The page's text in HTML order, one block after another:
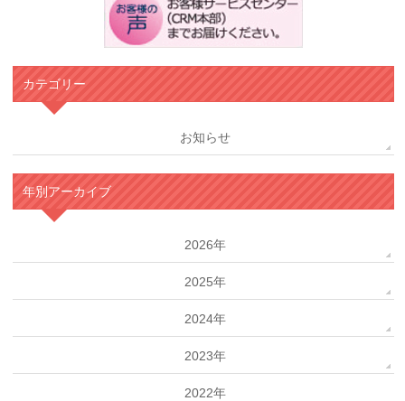
カテゴリー
お知らせ
年別アーカイブ
2026年
2025年
2024年
2023年
2022年